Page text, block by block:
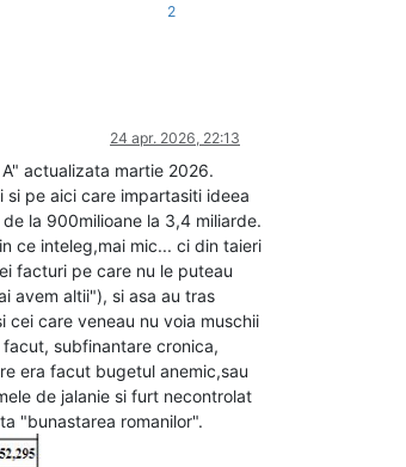
2
24 apr. 2026, 22:13
actualizata martie 2026.
pe aici care impartasiti ideea
la 900milioane la 3,4 miliarde.
ce inteleg,mai mic... ci din taieri
facturi pe care nu le puteau
avem altii"), si asa au tras
cei care veneau nu voia muschii
subfinantare cronica,
era facut bugetul anemic,sau
de jalanie si furt necontrolat
"bunastarea romanilor".